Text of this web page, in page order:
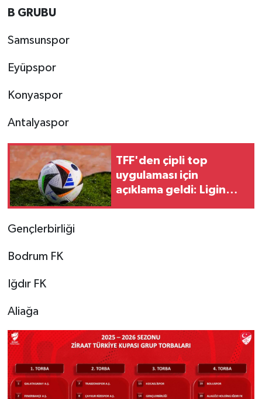
B GRUBU
Samsunspor
Eyüpspor
Konyaspor
Antalyaspor
TFF'den çipli top
uygulaması için
açıklama geldi: Ligin
Gençlerbirliği
Bodrum FK
Iğdır FK
Aliağa